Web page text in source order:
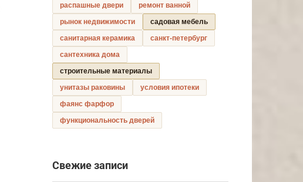
распашные двери
ремонт ванной
рынок недвижимости
садовая мебель
санитарная керамика
санкт-петербург
сантехника дома
строительные материалы
унитазы раковины
условия ипотеки
фаянс фарфор
функциональность дверей
Свежие записи